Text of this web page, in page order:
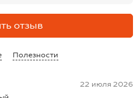
отзыв
Полезности
22 июля 2026